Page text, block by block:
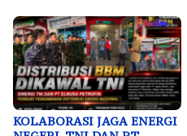
KOLABORASI JAGA ENERGI